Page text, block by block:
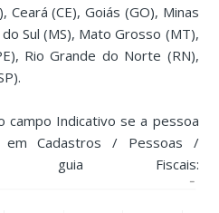
Ceará (CE), Goiás (GO), Minas
Sul (MS), Mato Grosso (MT),
Rio Grande do Norte (RN),
campo Indicativo se a pessoa
em Cadastros / Pessoas /
guia Fiscais: